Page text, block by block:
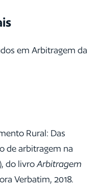
em Arbitragem da
Rural: Das
de arbitragem na
do livroArbitragem
Verbatim, 2018.